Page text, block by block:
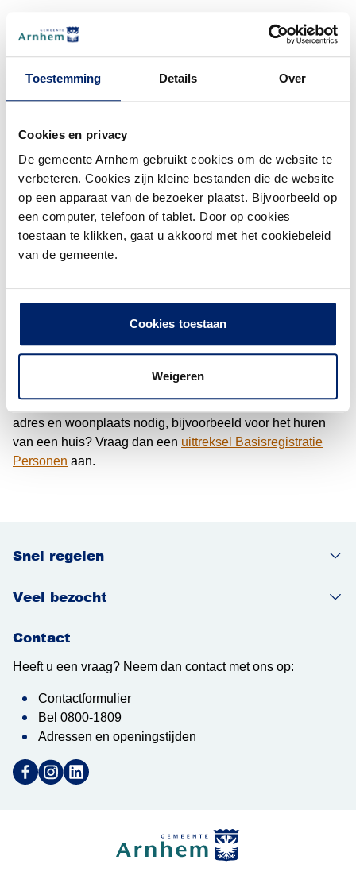
Toestemming Details Over
Cookies en privacy
De gemeente Arnhem gebruikt cookies om de website te
verbeteren. Cookies zijn kleine bestanden die de website
op een apparaat van de bezoeker plaatst. Bijvoorbeeld op
een computer, telefoon of tablet. Door op cookies
toestaan te klikken, gaat u akkoord met het cookiebeleid
van de gemeente.
Cookies toestaan
Weigeren
Overzicht verstrekkingen BRP
aanvragen
Wilt u een overzicht ontvangen met daarop alle
BRP delen, dan kunt u deze online aanvragen.
Overzicht verstrekkingen BRP
aanvragen
U krijgt het overzicht binnen maximaal 4 weken
thuisgestuurd.
Verschil inzage verstrekkingen
BRP en uittreksel BRP
Het overzicht met informatie over organisaties aan wie de
officiële verklaring met uw persoonsgegevens. Heeft u een
officiële verklaring met daarop uw naam, geboortedatum,
adres en woonplaats nodig, bijvoorbeeld voor het huren
van een huis? Vraag dan een uittreksel Basisregistratie
Personen aan.
Snel regelen
Veel bezocht
Contact
Heeft u een vraag? Neem dan contact met ons op:
Contactformulier
Bel 0800-1809
Adressen en openingstijden